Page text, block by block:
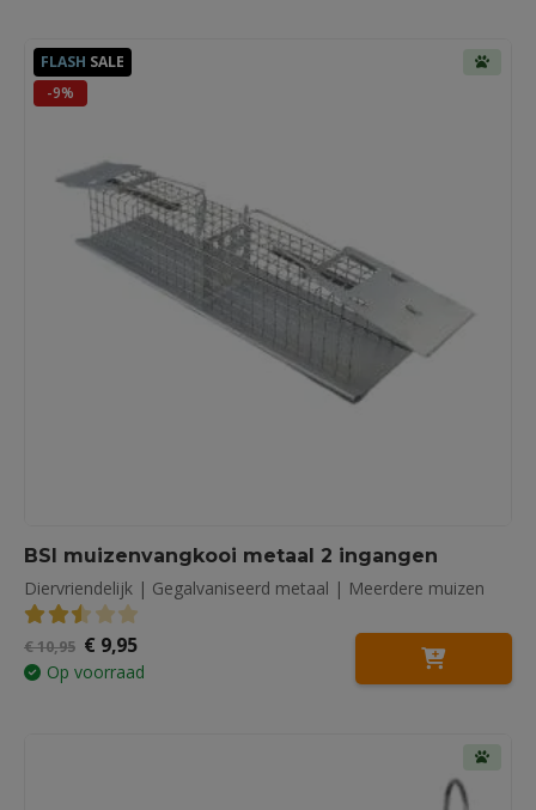
FLASH SALE
-9%
BSI muizenvangkooi metaal 2 ingangen
Diervriendelijk | Gegalvaniseerd metaal | Meerdere muizen
2.50out of 5
€10,95 Oorspronkelijke
prijs
was:
€ 9,95Huidige
prijs
is:
Op voorraad